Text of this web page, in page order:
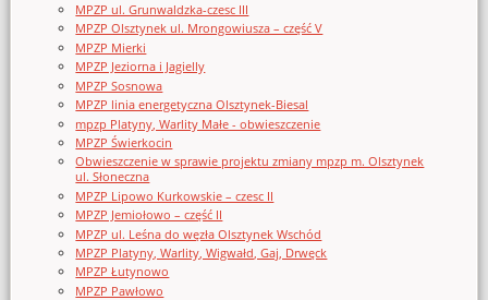
MPZP ul. Grunwaldzka-czesc III
MPZP Olsztynek ul. Mrongowiusza – część V
MPZP Mierki
MPZP Jeziorna i Jagielly
MPZP Sosnowa
MPZP linia energetyczna Olsztynek-Biesal
mpzp Platyny, Warlity Małe - obwieszczenie
MPZP Świerkocin
Obwieszczenie w sprawie projektu zmiany mpzp m. Olsztynek
ul. Słoneczna
MPZP Lipowo Kurkowskie – czesc II
MPZP Jemiołowo – część II
MPZP ul. Leśna do węzła Olsztynek Wschód
MPZP Platyny, Warlity, Wigwałd, Gaj, Drwęck
MPZP Łutynowo
MPZP Pawłowo